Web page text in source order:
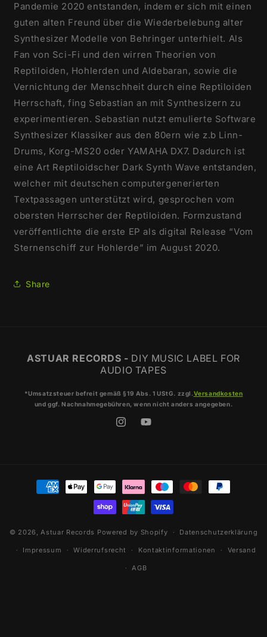
Pandemie 2020 entstanden, indem er sich mit einen
guten alten Freund über die Wiederbelebung alter
Synthesizer Modelle von Behringer unterhielt. Als
Fan von Sci-Fi und den wirren Theorien von
Reptiloiden, Hohlerden und Aldebaran, sowie die
Vernichtung der Menschheit durch eine Reptiloiden
Herrschaft, fing Sebastian an mit Synthesizern zu
experimentieren. Sebastian nutzt emulierte Software
Synthesizer Klassiker aus den 80ern wie z.b Linn-
Drums, Korg-MS20 oder YAMAHA DX7. Dadurch ist
eine Art Reptiloidscher Dark Synth Wave entstanden,
welcher mit deutschen computergenerierten
Textpassagen unterstützt wird, gesprochen vom
obersten Herrscher der Reptiloiden. Formzustand
veröffentlichte die erste EP als digital Release “Vom
Sternenschiff zur Hohlerde” im August 2020.
Share
ASTUAR RECORDS - DIY MUSIC LABEL FOR
AUDIO TAPES
*Umsatzsteuer befreit gemäß §19 Abs. 1 UStG. zzgl.Versandkosten
und ggf. Nachnahmegebühren, wenn nicht anders angegeben.
InstagramYouTube
Zahlungsmethoden
© 2026,Astuar Records Powered by Shopify Datenschutzerklärung
Impressum Widerrufsrecht Kontaktinformationen Versand
AGB